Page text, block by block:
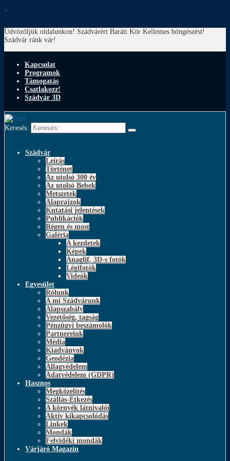
↓
Üdvözöljük oldalunkon! Szádvárért Baráti Kör Kellemes böngészést!
Szádvár ránk vár!
Kapcsolat
Programok
Támogatás
Csatlakozz!
Szádvár 3D
Keresés:
Szádvár
Leírás
Történet
Az utolsó 300 év
Az utolsó Bebek
Metszetek
Alaprajzok
Kutatási jelentések
Publikációk
Régen és most
Galéria
A kezdetek
Képek
Anaglif, 3D-s fotók
Légifotók
Videók
Egyesület
Rólunk
A mi Szádvárunk
Alapszabály
Vezetőség, tagság
Pénzügyi beszámolók
Partnereink
Média
Kiadványok
Geodézia
Állagvédelem
Adatvédelem (GDPR)
Hasznos
Megközelítés
Szállás-Étkezés
A környék látnivalói
Aktív kikapcsolódás
Linkek
Mondák
Felvidéki mondák
Várjáró Magazin